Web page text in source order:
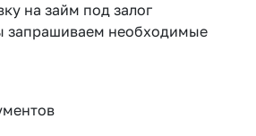
на займ под залог
необходимые